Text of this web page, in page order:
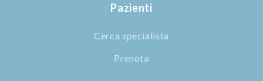
Pazienti
Cerca specialista
Prenota